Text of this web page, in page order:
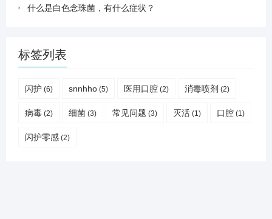
什么是白色念珠菌，有什么症状？
标签列表
闪护 (6) snnhho (5) 医用口腔 (2) 消毒喷剂 (2)
病毒 (2) 细菌 (3) 常见问题 (3) 灭活 (1) 口腔 (1)
闪护零感 (2)